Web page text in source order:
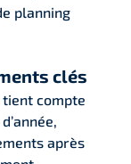
planning
clés
tient compte
après